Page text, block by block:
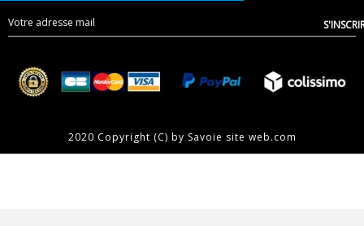
2020 Copyright (C) by Savoie site web.com